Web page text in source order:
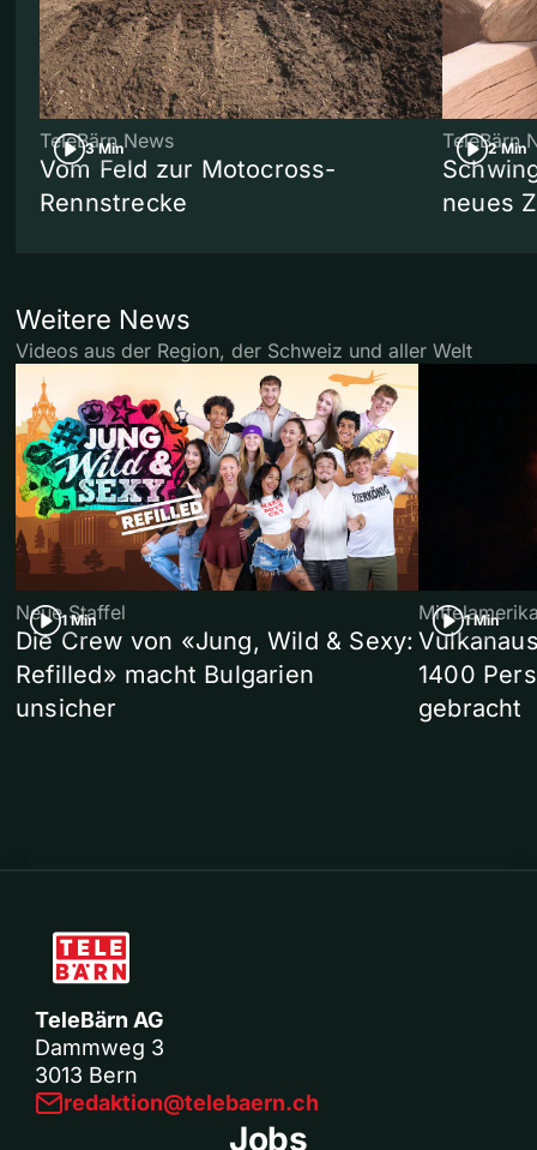
3 Min
TeleBärn News
Vom Feld zur Motocross-
Rennstrecke
2 Min
TeleBärn
neues
Weitere News
Videos aus der Region, der Schweiz und aller Welt
1 Min
Neue Staffel
Die Crew von «Jung, Wild & Sexy:
Refilled» macht Bulgarien
unsicher
1 Min
1400
gebracht
TeleBärn AG
Dammweg 3
3013 Bern
redaktion@telebaern.ch
Jobs